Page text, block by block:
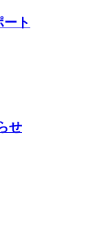
ート
せ